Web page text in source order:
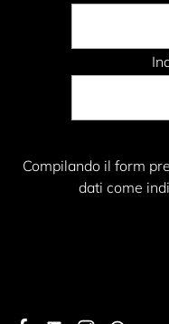
Compilando il form
dati come